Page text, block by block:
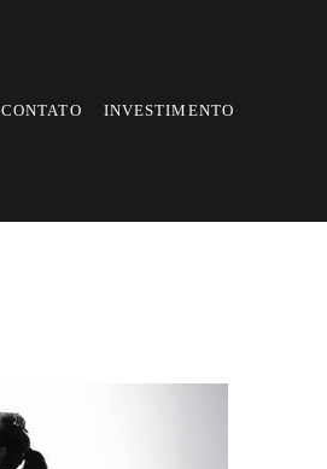
CONTATO INVESTIMENTO